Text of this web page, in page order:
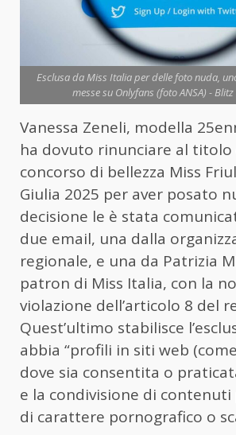
Esclusa da Miss Italia per delle foto nuda,
messe su Onlyfans (foto ANSA) -
Vanessa Zeneli, modella
ha dovuto rinunciare al titolo
concorso di bellezza Miss
Giulia 2025 per aver posato
decisione le è stata
due email, una dalla
regionale, e una da Patrizia
patron di Miss Italia, con la
violazione dell’articolo 8 del
Quest’ultimo stabilisce
abbia “profili in siti web
dove sia consentita o
e la condivisione di
di carattere pornografico o